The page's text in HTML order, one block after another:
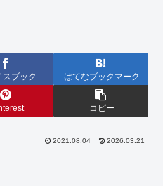
スブック はてなブックマーク
コピー
2021.08.04 2026.03.21